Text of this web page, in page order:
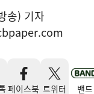
송) 기자
페이스북 트위터 밴드